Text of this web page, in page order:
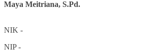
Maya Meitriana, S.Pd.
NIK -
NIP-